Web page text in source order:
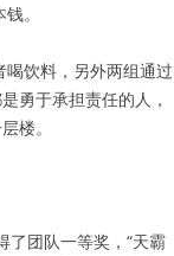
。
喝饮料，另外两组通过
勇于承担责任的人，
楼。
了团队一等奖，“天霸